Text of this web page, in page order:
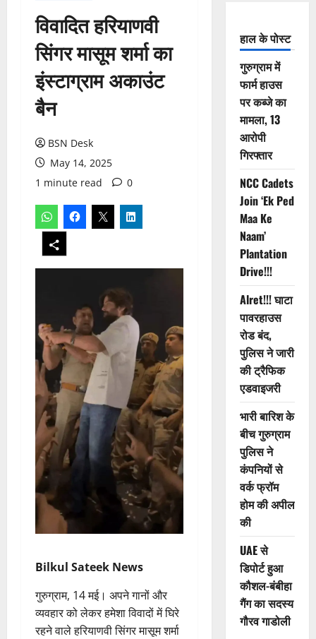
विवादित हरियाणवी
सिंगर मासूम शर्मा का
इंस्टाग्राम अकाउंट
बैन
BSN Desk
May 14, 2025
1 minute read
0
Bilkul Sateek News
गुरुग्राम, 14 मई। अपने गानों और
व्यवहार को लेकर हमेशा विवादों में घिरे
रहने वाले हरियाणवी सिंगर मासूम शर्मा
हाल के पोस्ट
गुरुग्राम में
फार्म हाउस
पर कब्जे का
मामला, 13
आरोपी
गिरफ्तार
NCC Cadets
Join ‘Ek Ped
Maa Ke
Naam’
Plantation
Drive!!!
Alret!!! घाटा
पावरहाउस
रोड बंद,
पुलिस ने जारी
की ट्रैफिक
एडवाइजरी
भारी बारिश के
बीच गुरुग्राम
पुलिस ने
कंपनियों से
वर्क फ्रॉम
होम की अपील
की
UAE से
डिपोर्ट हुआ
कौशल-बंबीहा
गैंग का सदस्य
गौरव गाडोली